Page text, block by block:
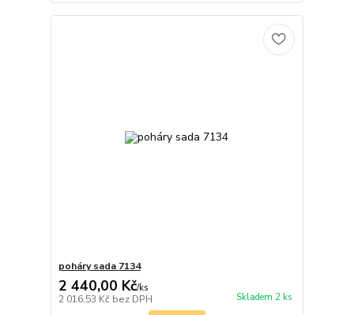
poháry sada 7134
2 440,00 Kč/ks
2 016,53 Kč bez DPH Skladem 2 ks